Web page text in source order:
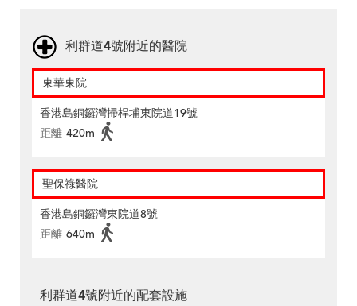
利群道4號附近的醫院
東華東院
香港島銅鑼灣掃桿埔東院道19號
距離 420m
聖保祿醫院
香港島銅鑼灣東院道8號
距離 640m
利群道4號附近的配套設施